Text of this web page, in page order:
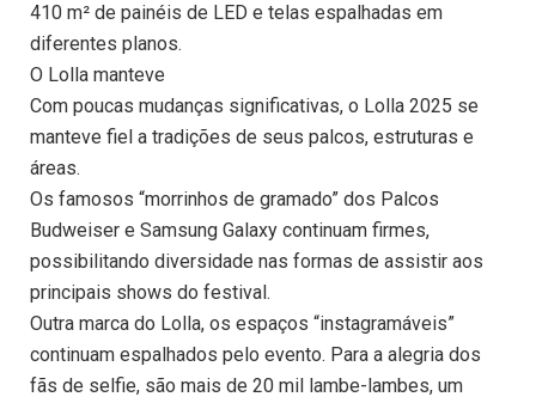
410 m² de painéis de LED e telas espalhadas em
diferentes planos.
O Lolla manteve
Com poucas mudanças significativas, o Lolla 2025 se
manteve fiel a tradições de seus palcos, estruturas e
áreas.
Os famosos “morrinhos de gramado” dos Palcos
Budweiser e Samsung Galaxy continuam firmes,
possibilitando diversidade nas formas de assistir aos
principais shows do festival.
Outra marca do Lolla, os espaços “instagramáveis”
continuam espalhados pelo evento. Para a alegria dos
fãs de selfie, são mais de 20 mil lambe-lambes, um